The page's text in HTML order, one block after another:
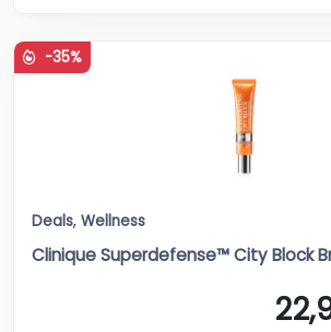
-35%
Deals, Wellness
Clinique Superdefense™ City Block